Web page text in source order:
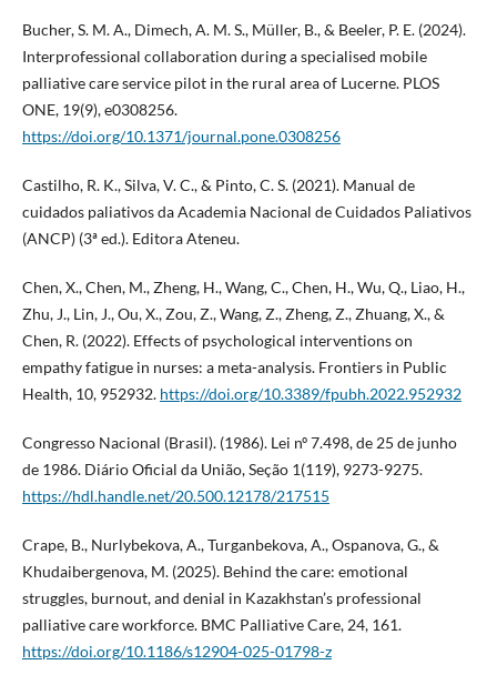
Bucher, S. M. A., Dimech, A. M. S., Müller, B., & Beeler, P. E. (2024).
Interprofessional collaboration during a specialised mobile
palliative care service pilot in the rural area of Lucerne. PLOS
ONE, 19(9), e0308256.
https://doi.org/10.1371/journal.pone.0308256
Castilho, R. K., Silva, V. C., & Pinto, C. S. (2021). Manual de
cuidados paliativos da Academia Nacional de Cuidados Paliativos
(ANCP) (3ª ed.). Editora Ateneu.
Chen, X., Chen, M., Zheng, H., Wang, C., Chen, H., Wu, Q., Liao, H.,
Zhu, J., Lin, J., Ou, X., Zou, Z., Wang, Z., Zheng, Z., Zhuang, X., &
Chen, R. (2022). Effects of psychological interventions on
empathy fatigue in nurses: a meta-analysis. Frontiers in Public
Health, 10, 952932. https://doi.org/10.3389/fpubh.2022.952932
Congresso Nacional (Brasil). (1986). Lei nº 7.498, de 25 de junho
de 1986. Diário Oficial da União, Seção 1(119), 9273-9275.
https://hdl.handle.net/20.500.12178/217515
Crape, B., Nurlybekova, A., Turganbekova, A., Ospanova, G., &
Khudaibergenova, M. (2025). Behind the care: emotional
struggles, burnout, and denial in Kazakhstan’s professional
palliative care workforce. BMC Palliative Care, 24, 161.
https://doi.org/10.1186/s12904-025-01798-z